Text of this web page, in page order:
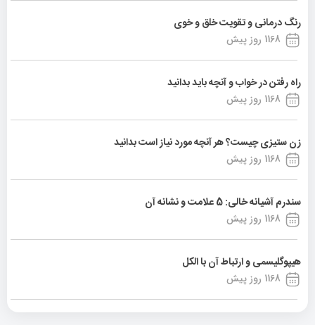
رنگ درمانی و تقویت خلق و خوی
1168 روز پیش
راه رفتن در خواب و آنچه باید بدانید
1168 روز پیش
زن ستیزی چیست؟ هر آنچه مورد نیاز است بدانید
1168 روز پیش
سندرم آشیانه خالی: 5 علامت و نشانه آن
1168 روز پیش
هیپوگلیسمی و ارتباط آن با الکل
1168 روز پیش